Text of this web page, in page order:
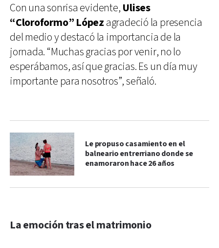
Con una sonrisa evidente, Ulises
“Cloroformo” López agradeció la presencia
del medio y destacó la importancia de la
jornada. “Muchas gracias por venir, no lo
esperábamos, así que gracias. Es un día muy
importante para nosotros”, señaló.
Le propuso casamiento en el
balneario entrerriano donde se
enamoraron hace 26 años
La emoción tras el matrimonio